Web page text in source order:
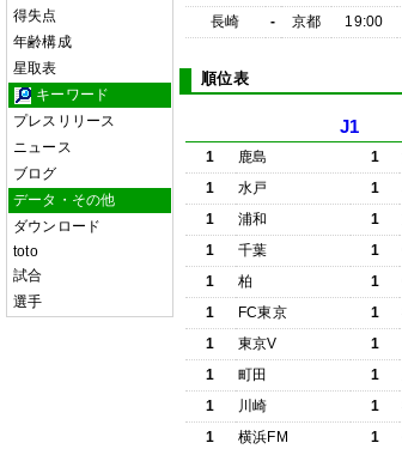
得失点
年齢構成
星取表
キーワード
プレスリリース
ニュース
ブログ
データ・その他
ダウンロード
toto
試合
選手
長崎
- 京都 19:00
順位表
J1
1 鹿島 1
1
水戸 1
1
浦和 1
1
千葉 1
1
柏 1
1
FC東京 1
1
東京V 1
1
町田 1
1
川崎 1
1
横浜FM 1